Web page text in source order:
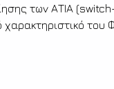
των ΑΤΙΑ
του